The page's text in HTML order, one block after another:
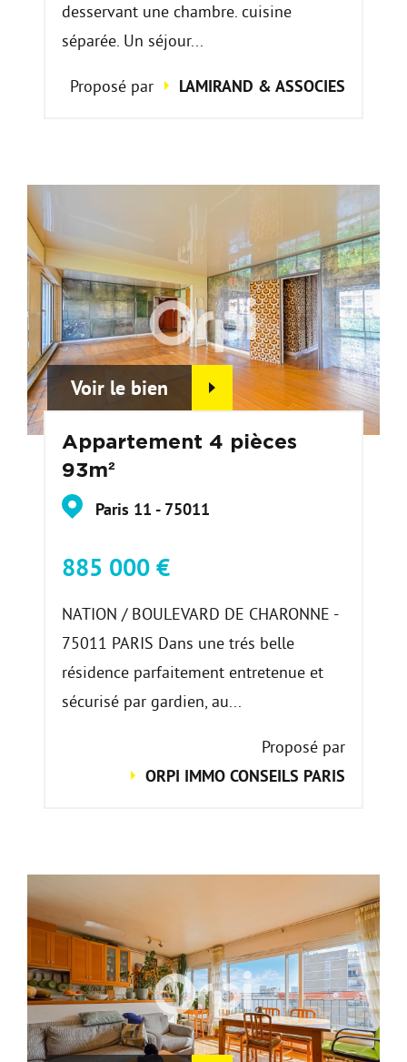
desservant une chambre. cuisine
séparée. Un séjour...
Proposé par LAMIRAND & ASSOCIES
Voir le bien
Appartement 4 pièces
93m²
Paris 11 - 75011
885 000 €
NATION / BOULEVARD DE CHARONNE -
75011 PARIS Dans une trés belle
résidence parfaitement entretenue et
sécurisé par gardien, au...
Proposé par
ORPI IMMO CONSEILS PARIS